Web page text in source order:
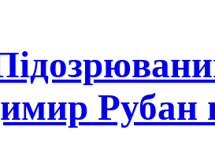
Рубан